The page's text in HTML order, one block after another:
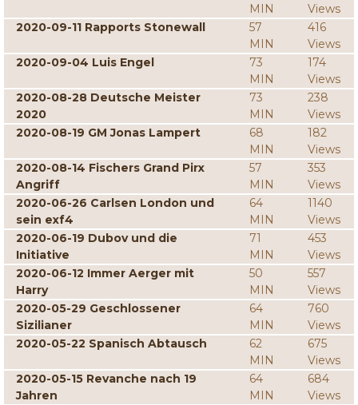
MIN
Views
2020-09-11 Rapports Stonewall
57
MIN
416
Views
2020-09-04 Luis Engel
73
MIN
174
Views
2020-08-28 Deutsche Meister
2020
73
MIN
238
Views
2020-08-19 GM Jonas Lampert
68
MIN
182
Views
2020-08-14 Fischers Grand Pirx
Angriff
57
MIN
353
Views
2020-06-26 Carlsen London und
sein exf4
64
MIN
1140
Views
2020-06-19 Dubov und die
Initiative
71
MIN
453
Views
2020-06-12 Immer Aerger mit
Harry
50
MIN
557
Views
2020-05-29 Geschlossener
Sizilianer
64
MIN
760
Views
2020-05-22 Spanisch Abtausch
62
MIN
675
Views
2020-05-15 Revanche nach 19
Jahren
64
MIN
684
Views